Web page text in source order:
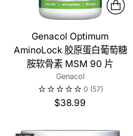
Genacol Optimum
AminoLock 胶原蛋白葡萄糖
胺软骨素 MSM 90 片
Genacol
0 (57)
$38.99